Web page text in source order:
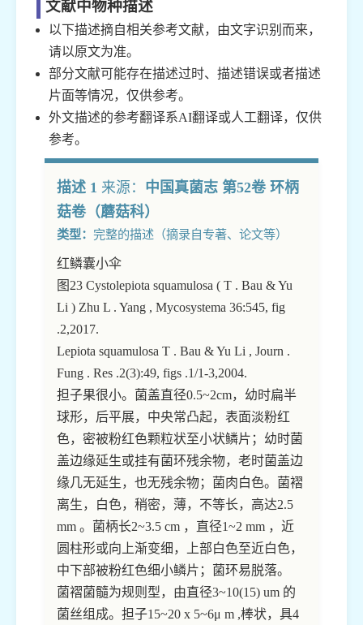
文献中物种描述
以下描述摘自相关参考文献，由文字识别而来，
请以原文为准。
部分文献可能存在描述过时、描述错误或者描述
片面等情况，仅供参考。
外文描述的参考翻译系AI翻译或人工翻译，仅供
参考。
描述 1 来源： 中国真菌志 第52卷 环柄
菇卷（蘑菇科）
类型： 完整的描述（摘录自专著、论文等）
红鳞囊小伞
图23 Cystolepiota squamulosa ( T . Bau & Yu
Li ) Zhu L . Yang , Mycosystema 36:545, fig
.2,2017.
Lepiota squamulosa T . Bau & Yu Li , Journ .
Fung . Res .2(3):49, figs .1/1-3,2004.
担子果很小。菌盖直径0.5~2cm，幼时扁半
球形，后平展，中央常凸起，表面淡粉红
色，密被粉红色颗粒状至小状鳞片；幼时菌
盖边缘延生或挂有菌环残余物，老时菌盖边
缘几无延生，也无残余物；菌肉白色。菌褶
离生，白色，稍密，薄，不等长，高达2.5
mm 。菌柄长2~3.5 cm ，直径1~2 mm ，近
圆柱形或向上渐变细，上部白色至近白色，
中下部被粉红色细小鳞片；菌环易脱落。
菌褶菌髓为规则型，由直径3~10(15) um 的
菌丝组成。担子15~20 x 5~6μ m ,棒状，具4